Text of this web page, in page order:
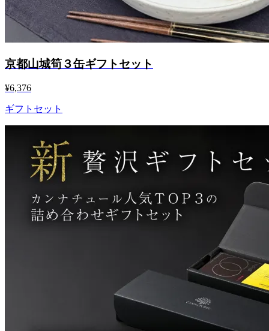
京都山城筍３缶ギフトセット
¥6,376
ギフトセット